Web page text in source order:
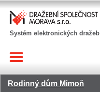
Systém elektronických dražeb
Rodinný dům Mimoň